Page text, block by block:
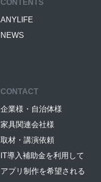
CONTENTS
ANYLIFE
NEWS
CONTACT
企業様・自治体様
家具関連会社様
取材・講演依頼
IT導入補助金を利用して
アプリ制作を希望される